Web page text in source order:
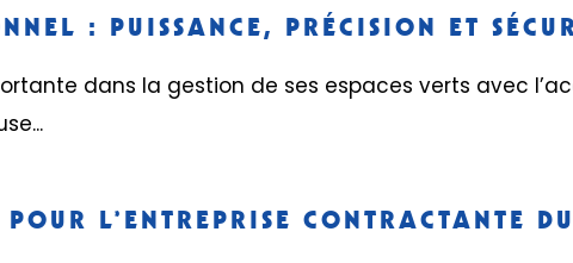
: PUISSANCE, PRÉCISION ET
dans la gestion de ses espaces verts avec
L’ENTREPRISE CONTRACTANTE